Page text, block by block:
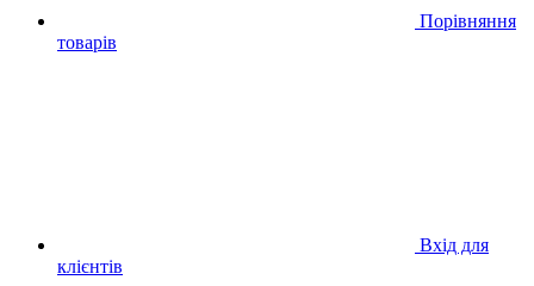
Порівняння
товарів
Вхід для
клієнтів